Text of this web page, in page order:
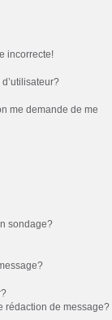
incorrecte!
me demande de me
sondage?
rédaction de message?